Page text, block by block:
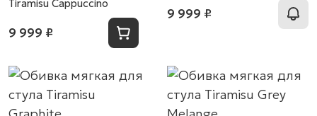
Tiramisu Cappuccino
9 999 ₽
9 999 ₽